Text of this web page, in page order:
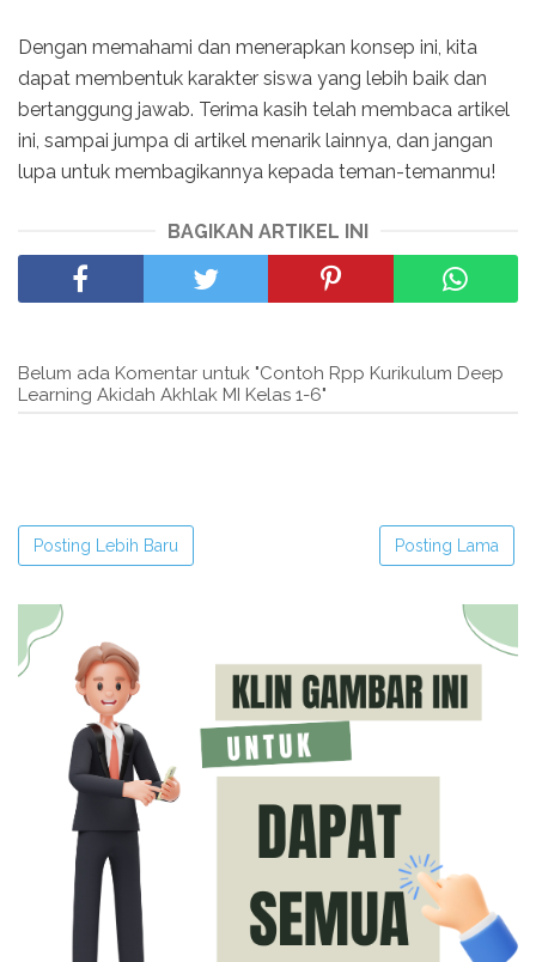
Dengan memahami dan menerapkan konsep ini, kita
dapat membentuk karakter siswa yang lebih baik dan
bertanggung jawab. Terima kasih telah membaca artikel
ini, sampai jumpa di artikel menarik lainnya, dan jangan
lupa untuk membagikannya kepada teman-temanmu!
BAGIKAN ARTIKEL INI
Belum ada Komentar untuk "Contoh Rpp Kurikulum Deep
Learning Akidah Akhlak MI Kelas 1-6"
Posting Lebih Baru Posting Lama